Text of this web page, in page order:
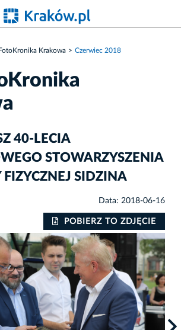
Krakowa Czerwiec 2018
40-LECIA
STOWARZYSZENIA
FIZYCZNEJ SIDZINA
Data: 2018-06-16
POBIERZ TO ZDJĘCIE